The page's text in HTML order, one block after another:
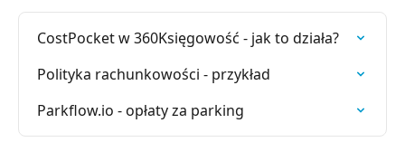
CostPocket w 360Księgowość - jak to działa?
Polityka rachunkowości - przykład
Parkflow.io - opłaty za parking